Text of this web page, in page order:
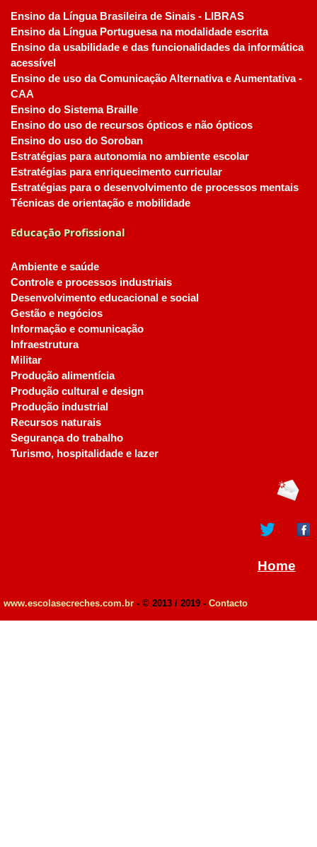
Ensino da Língua Brasileira de Sinais - LIBRAS
Ensino da Língua Portuguesa na modalidade escrita
Ensino da usabilidade e das funcionalidades da informática
acessível
Ensino de uso da Comunicação Alternativa e Aumentativa -
CAA
Ensino do Sistema Braille
Ensino do uso de recursos ópticos e não ópticos
Ensino do uso do Soroban
Estratégias para autonomia no ambiente escolar
Estratégias para enriquecimento curricular
Estratégias para o desenvolvimento de processos mentais
Técnicas de orientação e mobilidade
Educação Profissional
Ambiente e saúde
Controle e processos industriais
Desenvolvimento educacional e social
Gestão e negócios
Informação e comunicação
Infraestrutura
Militar
Produção alimentícia
Produção cultural e design
Produção industrial
Recursos naturais
Segurança do trabalho
Turismo, hospitalidade e lazer
Home
www.escolasecreches.com.br - © 2013 / 2019 - Contacto